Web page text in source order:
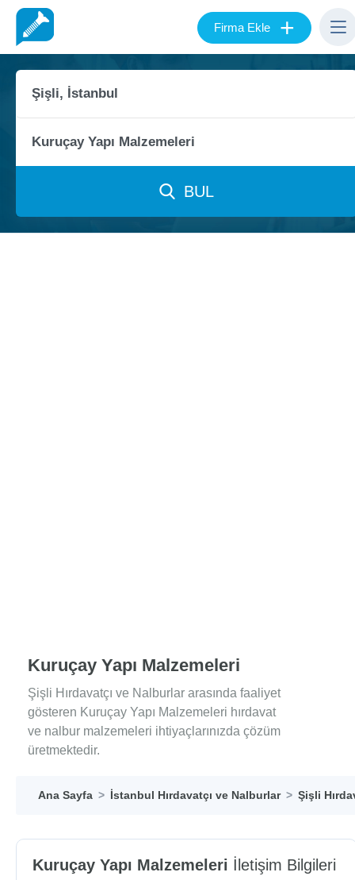
Firma Ekle +
BUL
Kuruçay Yapı Malzemeleri
Şişli Hırdavatçı ve Nalburlar arasında faaliyet
gösteren Kuruçay Yapı Malzemeleri hırdavat
ve nalbur malzemeleri ihtiyaçlarınızda çözüm
üretmektedir.
Ana Sayfa İstanbul Hırdavatçı ve Nalburlar Şişli
Kuruçay Yapı Malzemeleri İletişim Bilgileri